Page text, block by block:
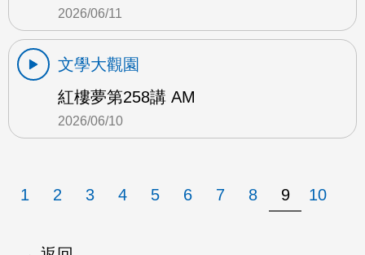
2026/06/11
文學大觀園
紅樓夢第258講 AM
2026/06/10
1 2 3 4 5 6 7 8 9 10